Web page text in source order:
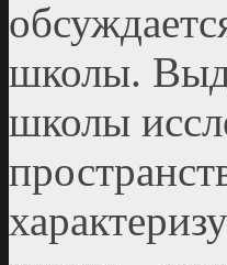
школы.
школы